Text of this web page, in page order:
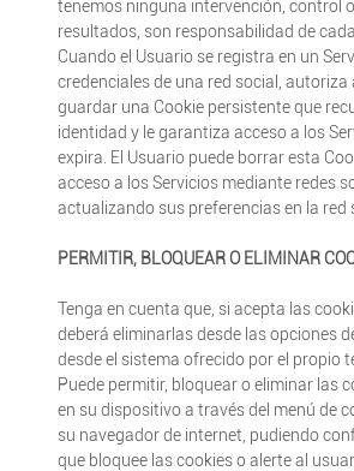
tenemos ninguna intervención, control
resultados, son responsabilidad de cada
Cuando el Usuario se registra en un
credenciales de una red social, autoriza
guardar una Cookie persistente que
identidad y le garantiza acceso a los
expira. El Usuario puede borrar esta
acceso a los Servicios mediante redes
actualizando sus preferencias en la red
PERMITIR, BLOQUEAR O ELIMINAR
Tenga en cuenta que, si acepta las
deberá eliminarlas desde las opciones
desde el sistema ofrecido por el propio
Puede permitir, bloquear o eliminar las
en su dispositivo a través del menú de
su navegador de internet, pudiendo
que bloquee las cookies o alerte al